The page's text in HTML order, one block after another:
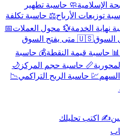
الإسلامية🧼 حاسبة تطهير
توزيعات الأرباح⚖️ حاسبة تكلفة
نهاية الخدمة💱 محول العملات📅
السوق
🇺🇸 متى يفتح السوق
📊 حاسبة قيمة النقطة💰 حاسبة
📏 حاسبة حجم المركز 🌙
💹 حاسبة الربح التراكمي📉
✍️ اكتب تحليلك